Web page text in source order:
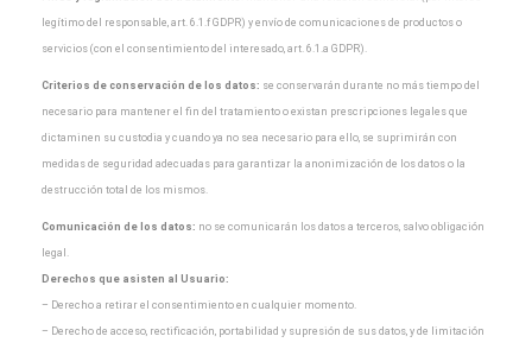
legítimo del responsable, art. 6.1.f GDPR) y envío de comunicaciones de productos o
servicios (con el consentimiento del interesado, art. 6.1.a GDPR).
Criterios de conservación de los datos: se conservarán durante no más tiempo del
necesario para mantener el fin del tratamiento o existan prescripciones legales que
dictaminen su custodia y cuando ya no sea necesario para ello, se suprimirán con
medidas de seguridad adecuadas para garantizar la anonimización de los datos o la
destrucción total de los mismos.
Comunicación de los datos: no se comunicarán los datos a terceros, salvo obligación
legal.
Derechos que asisten al Usuario:
– Derecho a retirar el consentimiento en cualquier momento.
– Derecho de acceso, rectificación, portabilidad y supresión de sus datos, y de limitación